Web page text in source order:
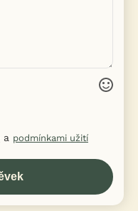
a podmínkami užití